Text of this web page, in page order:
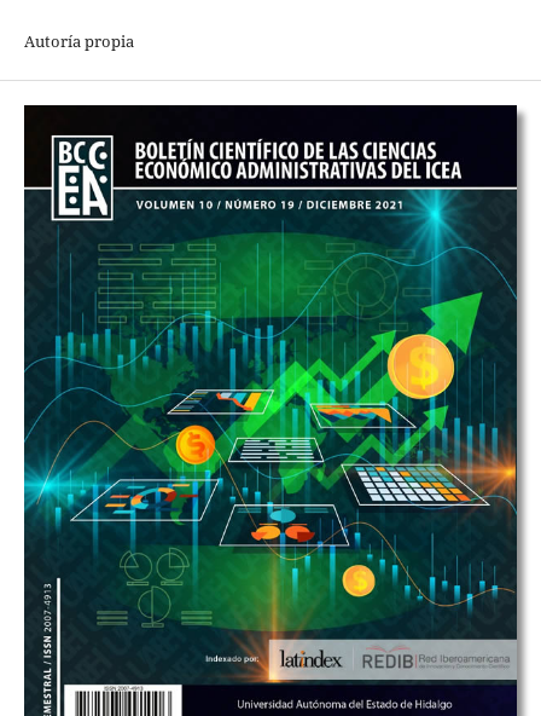
Autoría propia